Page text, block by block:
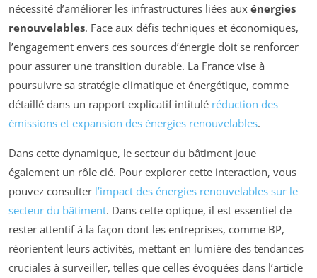
nécessité d’améliorer les infrastructures liées aux énergies
renouvelables. Face aux défis techniques et économiques,
l’engagement envers ces sources d’énergie doit se renforcer
pour assurer une transition durable. La France vise à
poursuivre sa stratégie climatique et énergétique, comme
détaillé dans un rapport explicatif intitulé réduction des
émissions et expansion des énergies renouvelables.
Dans cette dynamique, le secteur du bâtiment joue
également un rôle clé. Pour explorer cette interaction, vous
pouvez consulter l’impact des énergies renouvelables sur le
secteur du bâtiment. Dans cette optique, il est essentiel de
rester attentif à la façon dont les entreprises, comme BP,
réorientent leurs activités, mettant en lumière des tendances
cruciales à surveiller, telles que celles évoquées dans l’article